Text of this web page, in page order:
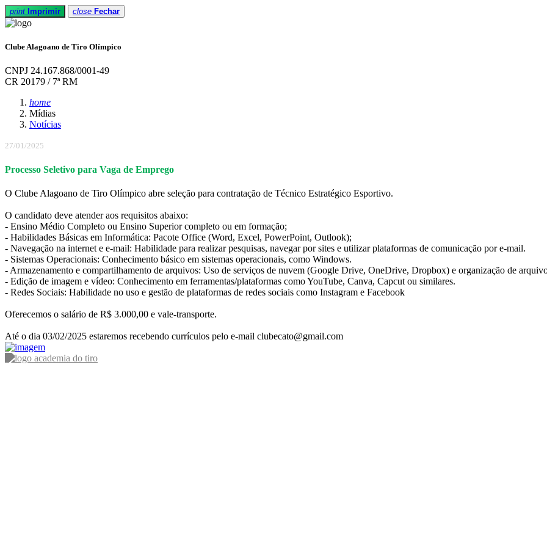
print Imprimir close Fechar
Clube Alagoano de Tiro Olímpico
CNPJ 24.167.868/0001-49
CR 20179 / 7ª RM
home
Mídias
Notícias
27/01/2025
Processo Seletivo para Vaga de Emprego
O Clube Alagoano de Tiro Olímpico abre seleção para contratação de Técnico Estratégico Esportivo.
O candidato deve atender aos requisitos abaixo:
- Ensino Médio Completo ou Ensino Superior completo ou em formação;
- Habilidades Básicas em Informática: Pacote Office (Word, Excel, PowerPoint, Outlook);
- Navegação na internet e e-mail: Habilidade para realizar pesquisas, navegar por sites e utilizar plataformas de comunicação por e-mail.
- Sistemas Operacionais: Conhecimento básico em sistemas operacionais, como Windows.
- Armazenamento e compartilhamento de arquivos: Uso de serviços de nuvem (Google Drive, OneDrive, Dropbox) e organização de
- Edição de imagem e vídeo: Conhecimento em ferramentas/plataformas como YouTube, Canva, Capcut ou similares.
- Redes Sociais: Habilidade no uso e gestão de plataformas de redes sociais como Instagram e Facebook
Oferecemos o salário de R$ 3.000,00 e vale-transporte.
Até o dia 03/02/2025 estaremos recebendo currículos pelo e-mail clubecato@gmail.com